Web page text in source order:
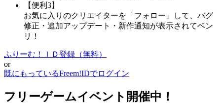
【便利3】
お気に入りのクリエイターを「フォロー」して、バグ
修正・追加アップデート・新作通知が表示されてベン
リ！
ふりーむ！ＩＤ登録（無料）
or
既にもっているFreem!IDでログイン
フリーゲームイベント開催中！